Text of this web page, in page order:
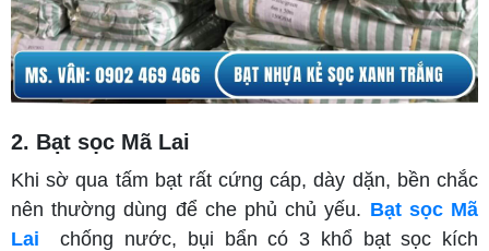
2. Bạt sọc Mã Lai
Khi sờ qua tấm bạt rất cứng cáp, dày dặn, bền chắc
nên thường dùng để che phủ chủ yếu. Bạt sọc Mã
Lai chống nước, bụi bẩn có 3 khổ bạt sọc kích